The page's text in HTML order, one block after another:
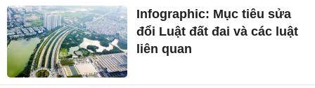
Infographic: Mục tiêu sửa
đổi Luật đất đai và các luật
liên quan